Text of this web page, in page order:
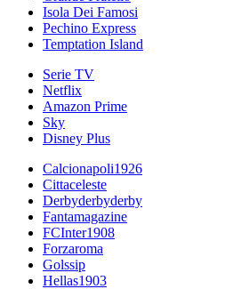
Isola Dei Famosi
Pechino Express
Temptation Island
Serie TV
Netflix
Amazon Prime
Sky
Disney Plus
Calcionapoli1926
Cittaceleste
Derbyderbyderby
Fantamagazine
FCInter1908
Forzaroma
Golssip
Hellas1903